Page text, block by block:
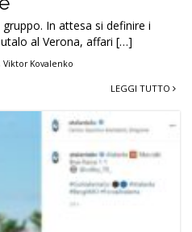
In attesa si definire i
al Verona, affari […]
Viktor Kovalenko
LEGGI TUTTO